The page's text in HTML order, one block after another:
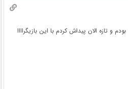
و تازه الان پیداش کردم با این بازیگراااا